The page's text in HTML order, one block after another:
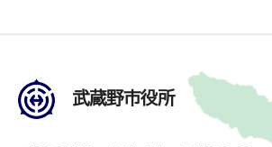
武蔵野市役所